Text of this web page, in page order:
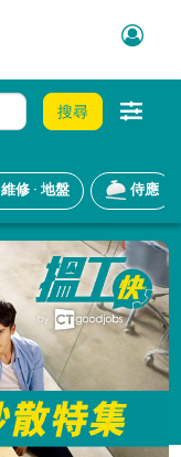
搜尋
維修 · 地盤 侍應